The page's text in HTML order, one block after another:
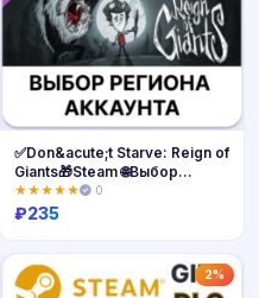
✅Don&acute;t Starve: Reign of
Giants🎁Steam 🌐Выбор
региона
★★★★★ 0
₽235
2%